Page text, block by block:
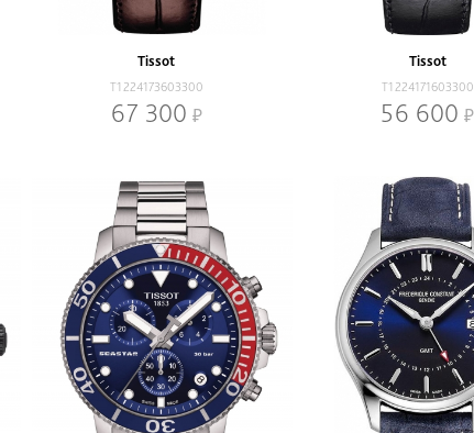
Tissot
T1224173603300
67 300
Tissot
T1224171603300
56 600